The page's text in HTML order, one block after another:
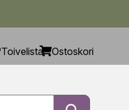
Toivelista Ostoskori